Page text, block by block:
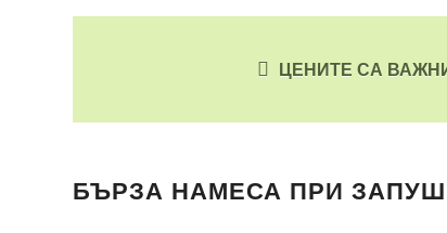
ЦЕНИТЕ СА
БЪРЗА НАМЕСА ПРИ